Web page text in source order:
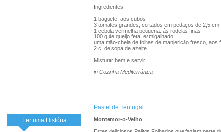
Ler uma História
Ingredientes:
1 baguete, aos cubos
3 tomates grandes, cortados em pedaços de 2,5 cm
1 cebola vermelha pequena, ás rodelas finas
100 g de queijo feta, esmigalhado
uma mão-cheia de folhas de manjericão fresco, aos
2 c. de sopa de azeite
Misturar bem e servir
in Cozinha Mediterrânica
Pastel de Tentugal
Montemor-o-Velho